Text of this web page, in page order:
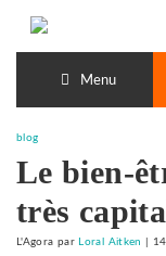
contenu
Menu
blog
Le bien-
très
L'Agora par Loral Aitken